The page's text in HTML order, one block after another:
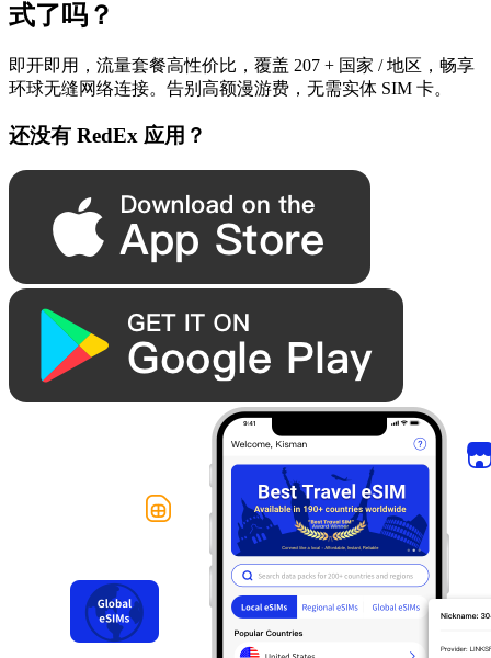
式了吗？
即开即用，流量套餐高性价比，覆盖 207 + 国家 / 地区，畅享
环球无缝网络连接。告别高额漫游费，无需实体 SIM 卡。
还没有 RedEx 应用？